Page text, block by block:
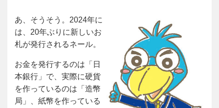
あ、そうそう。2024年に
は、20年ぶりに新しいお
札が発行されるネール。
お金を発行するのは「日
本銀行」で、実際に硬貨
を作っているのは「造幣
局」、紙幣を作っている